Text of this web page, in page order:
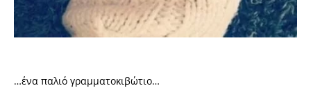
…ένα παλιό γραμματοκιβώτιο…